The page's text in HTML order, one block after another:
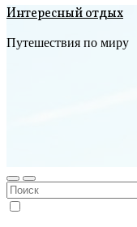
Интересный отдых
Путешествия по миру